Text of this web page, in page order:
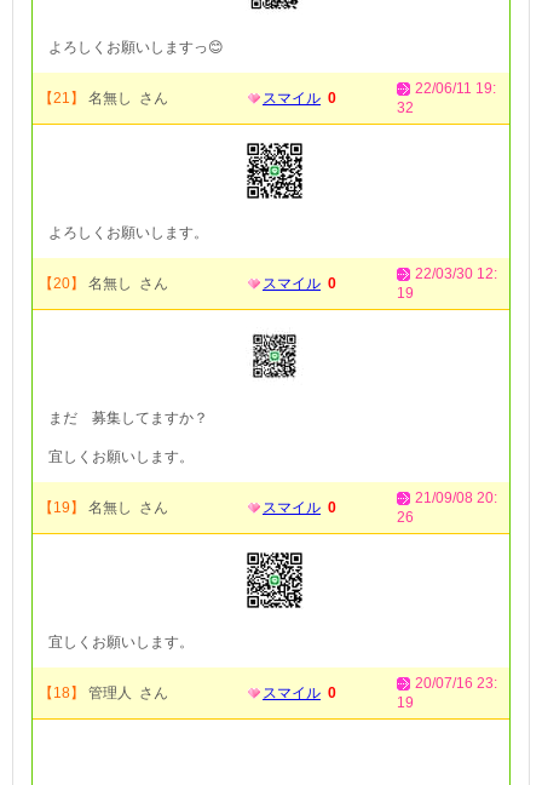
よろしくお願いしますっ😊
【21】 名無し さん スマイル 0
22/06/11 19:
32
よろしくお願いします。
【20】 名無し さん スマイル 0
22/03/30 12:
19
まだ 募集してますか？
宜しくお願いします。
【19】 名無し さん スマイル 0
21/09/08 20:
26
宜しくお願いします。
【18】 管理人 さん スマイル 0
20/07/16 23:
19